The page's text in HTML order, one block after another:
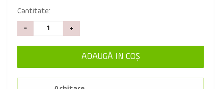
Cantitate:
- +
ADAUGĂ IN COŞ